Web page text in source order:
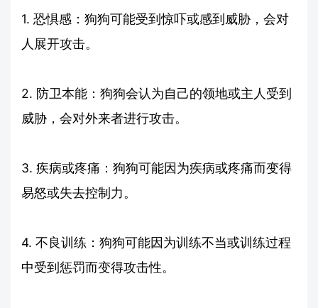
1. 恐惧感：狗狗可能受到惊吓或感到威胁，会对
人展开攻击。
2. 防卫本能：狗狗会认为自己的领地或主人受到
威胁，会对外来者进行攻击。
3. 疾病或疼痛：狗狗可能因为疾病或疼痛而变得
易怒或失去控制力。
4. 不良训练：狗狗可能因为训练不当或训练过程
中受到惩罚而变得攻击性。